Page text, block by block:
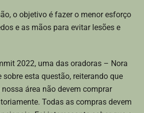
o objetivo é fazer o menor esforço
e as mãos para evitar lesões e
2022, uma das oradoras – Nora
sobre esta questão, reiterando que
área não devem comprar
Todas as compras devem